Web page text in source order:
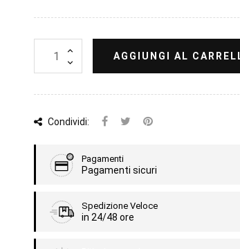
AGGIUNGI AL
Condividi:
Pagamenti
Pagamenti sicuri
Spedizione Veloce
in 24/48 ore